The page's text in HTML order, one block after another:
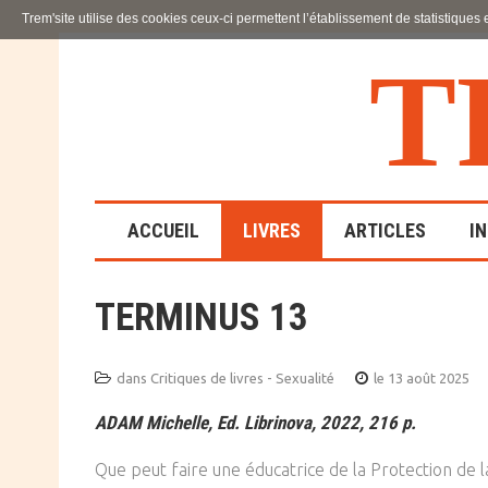
T
ACCUEIL LIVRES
LA FAMILLE
ÉDUCATIVE
SCIENCES HUMAINES
ARTICLES
TERMINUS 13
dans Critiques de livres - Sexualité le 13 août 2025
ADAM Michelle, Ed. Librinova, 2022, 216 p.
Que peut faire une éducatrice de la Protection de
Trem'site utilise des cookies ceux-ci permettent l’établissement de statistiques